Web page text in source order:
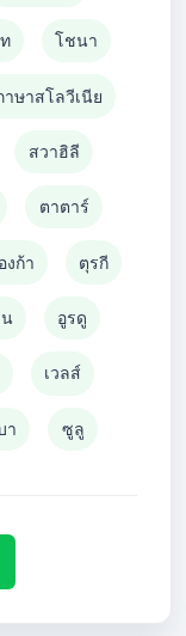
โชนา
าษาสโลวีเนีย
สวาฮิลี
ตาตาร์
งก้า ตุรกี
อูรดู
เวลส์
า ซูลู